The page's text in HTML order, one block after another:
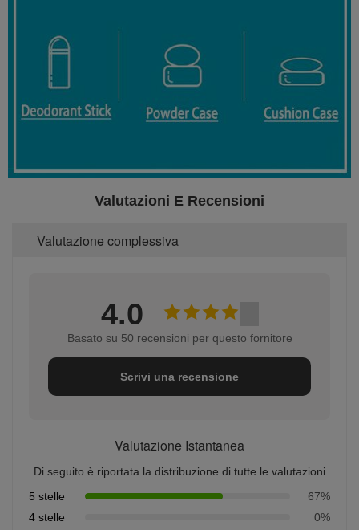
Valutazioni E Recensioni
Valutazione complessiva
4.0
Basato su 50 recensioni per questo fornitore
Scrivi una recensione
Valutazione Istantanea
Di seguito è riportata la distribuzione di tutte le valutazioni
5 stelle
67%
4 stelle
0%